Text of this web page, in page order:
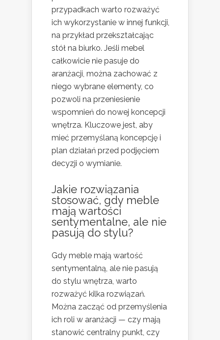
przypadkach warto rozważyć
ich wykorzystanie w innej funkcji,
na przykład przekształcając
stół na biurko. Jeśli mebel
całkowicie nie pasuje do
aranżacji, można zachować z
niego wybrane elementy, co
pozwoli na przeniesienie
wspomnień do nowej koncepcji
wnętrza. Kluczowe jest, aby
mieć przemyślaną koncepcję i
plan działań przed podjęciem
decyzji o wymianie.
Jakie rozwiązania
stosować, gdy meble
mają wartości
sentymentalne, ale nie
pasują do stylu?
Gdy meble mają wartość
sentymentalną, ale nie pasują
do stylu wnętrza, warto
rozważyć kilka rozwiązań.
Można zacząć od przemyślenia
ich roli w aranżacji — czy mają
stanowić centralny punkt, czy